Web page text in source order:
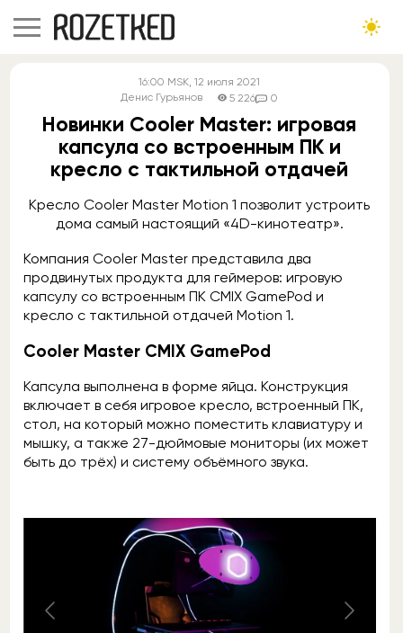
16:00 MSK, 12 июля 2021
Денис Гурьянов
5 226 0
Новинки Cooler Master: игровая
капсула со встроенным ПК и
кресло с тактильной отдачей
Кресло Cooler Master Motion 1 позволит устроить
дома самый настоящий «4D-кинотеатр».
Компания Cooler Master представила два
продвинутых продукта для геймеров: игровую
капсулу со встроенным ПК CMIX GamePod и
кресло с тактильной отдачей Motion 1.
Cooler Master CMIX GamePod
Капсула выполнена в форме яйца. Конструкция
включает в себя игровое кресло, встроенный ПК,
стол, на который можно поместить клавиатуру и
мышку, а также 27-дюймовые мониторы (их может
быть до трёх) и систему объёмного звука.